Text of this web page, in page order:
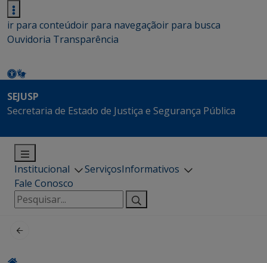
ir para conteúdoir para navegaçãoir para busca
Ouvidoria Transparência
SEJUSP
Secretaria de Estado de Justiça e Segurança Pública
Institucional ServiçosInformativos
Fale Conosco
Pesquisar
por: